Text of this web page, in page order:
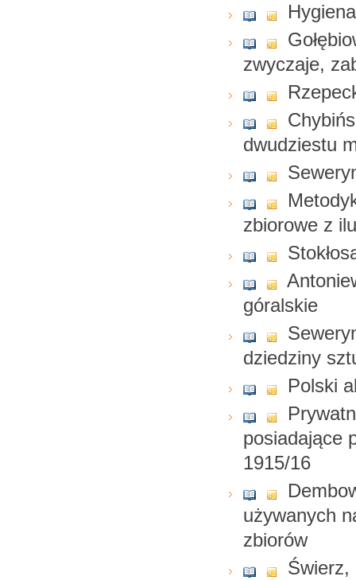
zwyczaje,
dwudziestu
zbiorowe z
góralskie
dziedziny
Polski
posiadające
1915/16
używanych
zbiorów
Świerz,